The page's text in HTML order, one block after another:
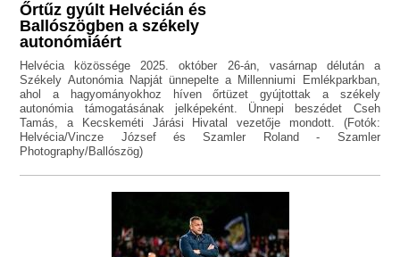
Őrtűz gyúlt Helvécián és
Ballószögben a székely
autonómiáért
Helvécia közössége 2025. október 26-án, vasárnap délután a
Székely Autonómia Napját ünnepelte a Millenniumi Emlékparkban,
ahol a hagyományokhoz híven őrtüzet gyújtottak a székely
autonómia támogatásának jelképeként. Ünnepi beszédet Cseh
Tamás, a Kecskeméti Járási Hivatal vezetője mondott. (Fotók:
Helvécia/Vincze József és Szamler Roland - Szamler
Photography/Ballószög)